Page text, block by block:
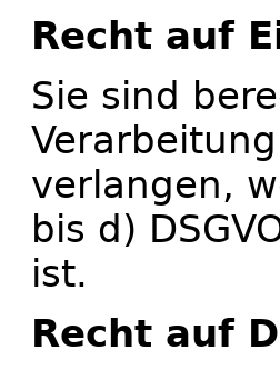
Recht auf
Sie sind
verlangen,
bis d)
ist.
Recht auf